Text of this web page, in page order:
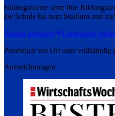
bildungsrechte setzt Ihre
die Schule bis zum Studium und
Termin anfragen
Leistungen
Persönlich vor Ort oder vollständig
Auszeichnungen